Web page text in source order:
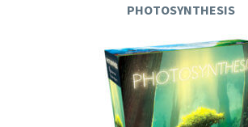
PHOTOSYNTHESIS